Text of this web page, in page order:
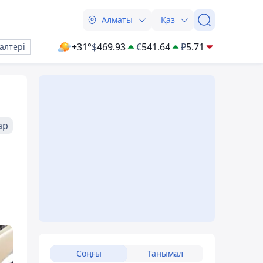
Алматы Қаз
+31°$469.93 €541.64 ₽5.71
Соңғы Танымал